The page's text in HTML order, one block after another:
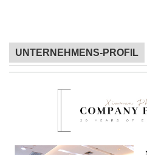
UNTERNEHMENS-PROFIL